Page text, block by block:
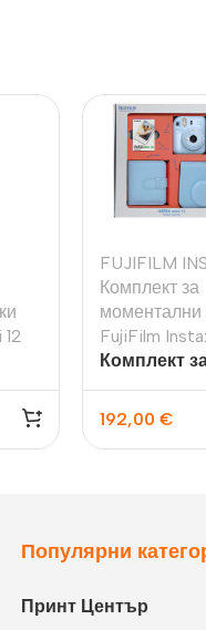
12,
FUJIFILM
Комплект за
моментални
FujiFilm
Комплект
FujiFilm
пастелно
192,00 €
Популярни
Принт Център